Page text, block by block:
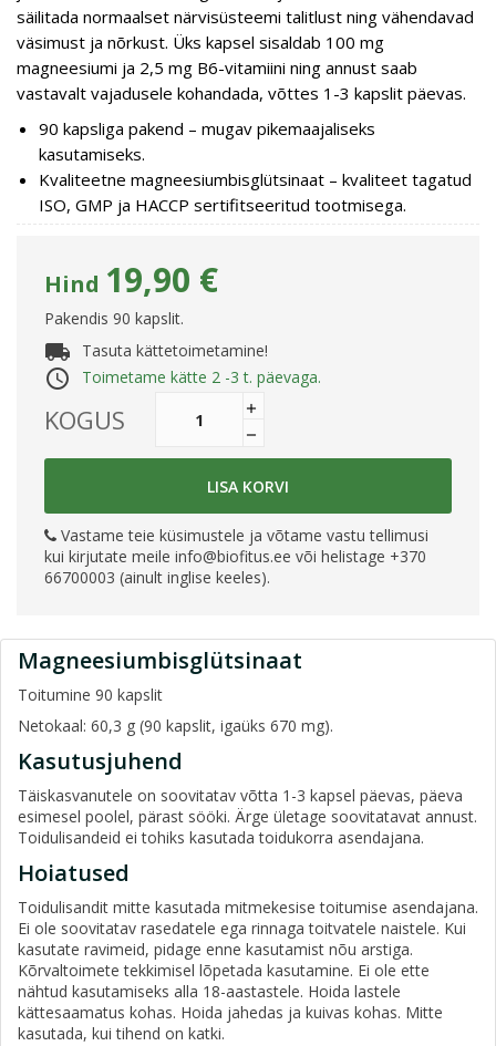
säilitada normaalset närvisüsteemi talitlust ning vähendavad
väsimust ja nõrkust. Üks kapsel sisaldab 100 mg
magneesiumi ja 2,5 mg B6-vitamiini ning annust saab
vastavalt vajadusele kohandada, võttes 1-3 kapslit päevas.
90 kapsliga pakend – mugav pikemaajaliseks
kasutamiseks.
Kvaliteetne magneesiumbisglütsinaat – kvaliteet tagatud
ISO, GMP ja HACCP sertifitseeritud tootmisega.
Hind 19,90 €
Pakendis 90 kapslit.
local_shipping Tasuta kättetoimetamine!
access_time Toimetame kätte 2 -3 t. päevaga.
KOGUS
LISA KORVI
Vastame teie küsimustele ja võtame vastu tellimusi
kui kirjutate meile info@biofitus.ee või helistage +370
66700003 (ainult inglise keeles).
Magneesiumbisglütsinaat
Toitumine 90 kapslit
Netokaal: 60,3 g (90 kapslit, igaüks 670 mg).
Kasutusjuhend
Täiskasvanutele on soovitatav võtta 1-3 kapsel päevas, päeva
esimesel poolel, pärast sööki. Ärge ületage soovitatavat annust.
Toidulisandeid ei tohiks kasutada toidukorra asendajana.
Hoiatused
Toidulisandit mitte kasutada mitmekesise toitumise asendajana.
Ei ole soovitatav rasedatele ega rinnaga toitvatele naistele. Kui
kasutate ravimeid, pidage enne kasutamist nõu arstiga.
Kõrvaltoimete tekkimisel lõpetada kasutamine. Ei ole ette
nähtud kasutamiseks alla 18-aastastele. Hoida lastele
kättesaamatus kohas. Hoida jahedas ja kuivas kohas. Mitte
kasutada, kui tihend on katki.